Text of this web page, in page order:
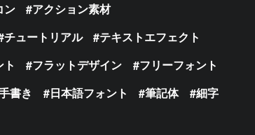
ン
アクション素材
チュートリアル
テキストエフェクト
ト フラットデザイン
フリーフォント
書き 日本語フォント 筆記体
細字